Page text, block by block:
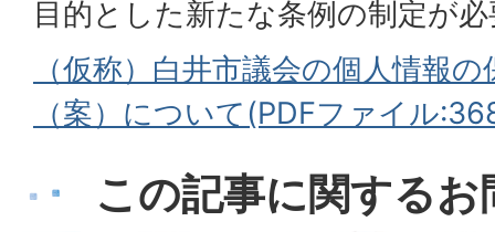
目的とした新たな条例の制定が
（仮称）白井市議会の個人情報
（案）について(PDFファイル
この記事に関する